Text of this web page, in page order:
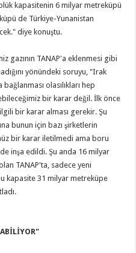
kapasitenin 6 milyar metreküpü
de Türkiye-Yunanistan
diye konuştu.
gazının TANAP'a eklenmesi gibi
yönündeki soruyu, "Irak
olasılıkları hep
bir karar değil. İlk önce
bir karar alması gerekir. Şu
bunun için bazı şirketlerin
bir karar iletilmedi ama boru
inşa edildi. Şu anda 16 milyar
TANAP'ta, sadece yeni
kapasite 31 milyar metreküpe